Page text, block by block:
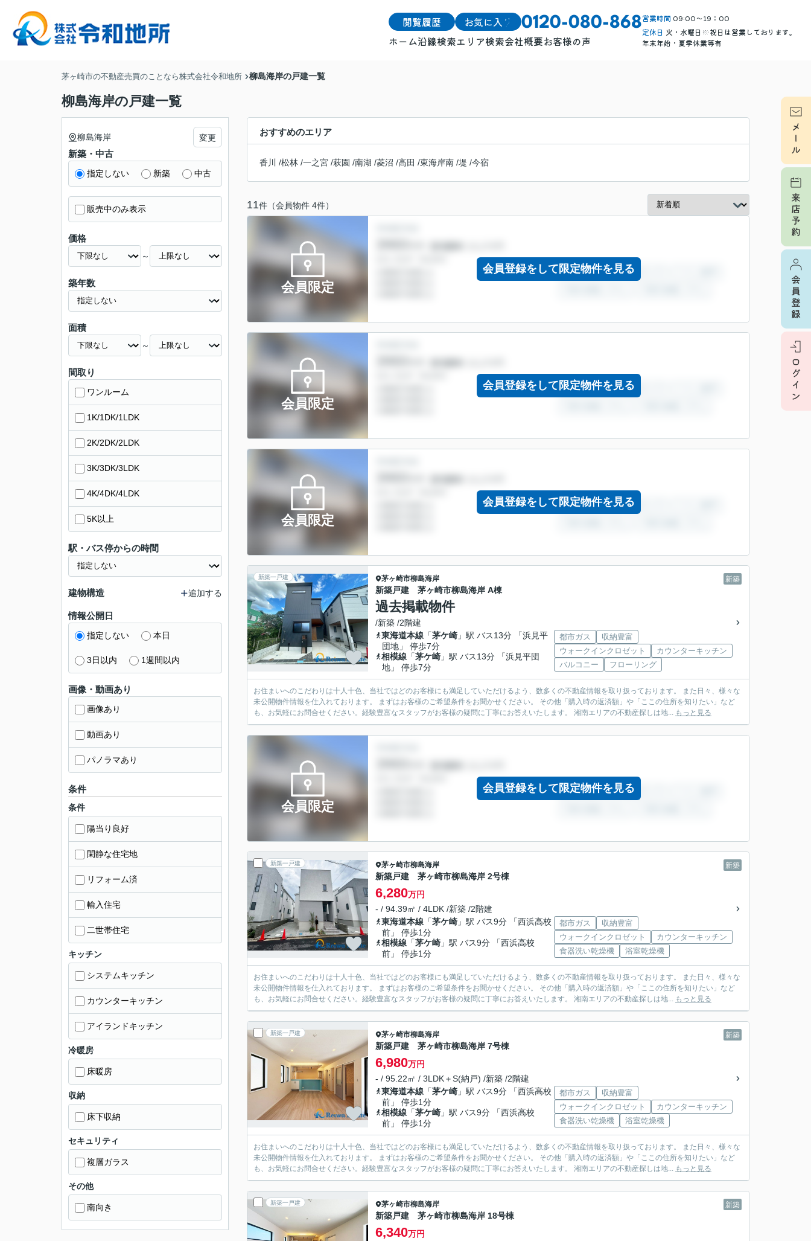
閲覧履歴 お気に入り 0120-080-868
ホーム沿線検索エリア検索会社概要お客様の声
営業時間 09:00～19：00
定休日 火・水曜日※祝日は営業しております。
年末年始・夏季休業等有
茅ヶ崎市の不動産売買のことなら株式会社令和地所 柳島海岸の戸建一覧
柳島海岸の戸建一覧
おすすめのエリア
香川 /松林 /一之宮 /萩園 /南湖 /菱沼 /高田 /東海岸南 /堤 /今宿
11件（会員物件 4件）
会員限定
会員登録をして限定物件を見る
会員限定
会員登録をして限定物件を見る
会員限定
会員登録をして限定物件を見る
新築一戸建 新築
茅ヶ崎市柳島海岸
新築戸建 茅ヶ崎市柳島海岸 A棟
過去掲載物件
/新築 /2階建
東海道本線 「茅ケ崎 」駅 バス13分 「浜見平
団地」 停歩7分
相模線 「茅ケ崎 」駅 バス13分 「浜見平団
地」 停歩7分
都市ガス
収納豊富
ウォークインクロゼット
カウンターキッチン
バルコニー
フローリング
お住まいへのこだわりは十人十色、当社ではどのお客様にも満足していただけるよう、数多くの不動産情報を取り扱っております。 また日々、様々な
未公開物件情報を仕入れております。 まずはお客様のご希望条件をお聞かせください。 その他「購入時の返済額」や「ここの住所を知りたい」など
も、お気軽にお問合せください。経験豊富なスタッフがお客様の疑問に丁寧にお答えいたします。 湘南エリアの不動産探しは地... もっと見る
会員限定
会員登録をして限定物件を見る
新築一戸建 新築
茅ヶ崎市柳島海岸
新築戸建 茅ヶ崎市柳島海岸 2号棟
6,280万円
- / 94.39㎡ / 4LDK /新築 /2階建
東海道本線 「茅ケ崎 」駅 バス9分 「西浜高校
前」 停歩1分
相模線 「茅ケ崎 」駅 バス9分 「西浜高校
前」 停歩1分
都市ガス
収納豊富
ウォークインクロゼット
カウンターキッチン
食器洗い乾燥機
浴室乾燥機
お住まいへのこだわりは十人十色、当社ではどのお客様にも満足していただけるよう、数多くの不動産情報を取り扱っております。 また日々、様々な
未公開物件情報を仕入れております。 まずはお客様のご希望条件をお聞かせください。 その他「購入時の返済額」や「ここの住所を知りたい」など
も、お気軽にお問合せください。経験豊富なスタッフがお客様の疑問に丁寧にお答えいたします。 湘南エリアの不動産探しは地... もっと見る
新築一戸建 新築
茅ヶ崎市柳島海岸
新築戸建 茅ヶ崎市柳島海岸 7号棟
6,980万円
- / 95.22㎡ / 3LDK＋S(納戸) /新築 /2階建
東海道本線 「茅ケ崎 」駅 バス9分 「西浜高校
前」 停歩1分
相模線 「茅ケ崎 」駅 バス9分 「西浜高校
前」 停歩1分
都市ガス
収納豊富
ウォークインクロゼット
カウンターキッチン
食器洗い乾燥機
浴室乾燥機
お住まいへのこだわりは十人十色、当社ではどのお客様にも満足していただけるよう、数多くの不動産情報を取り扱っております。 また日々、様々な
未公開物件情報を仕入れております。 まずはお客様のご希望条件をお聞かせください。 その他「購入時の返済額」や「ここの住所を知りたい」など
も、お気軽にお問合せください。経験豊富なスタッフがお客様の疑問に丁寧にお答えいたします。 湘南エリアの不動産探しは地... もっと見る
新築一戸建 新築
茅ヶ崎市柳島海岸
新築戸建 茅ヶ崎市柳島海岸 18号棟
6,340万円
柳島海岸 変更
新築・中古
指定しない 新築 中古
販売中のみ表示
価格
～
築年数
面積
～
間取り
ワンルーム
1K/1DK/1LDK
2K/2DK/2LDK
3K/3DK/3LDK
4K/4DK/4LDK
5K以上
駅・バス停からの時間
建物構造 追加する
情報公開日
指定しない 本日
3日以内 1週間以内
画像・動画あり
画像あり
動画あり
パノラマあり
条件
条件
陽当り良好
閑静な住宅地
リフォーム済
輸入住宅
二世帯住宅
キッチン
システムキッチン
カウンターキッチン
アイランドキッチン
冷暖房
床暖房
収納
床下収納
セキュリティ
複層ガラス
その他
南向き